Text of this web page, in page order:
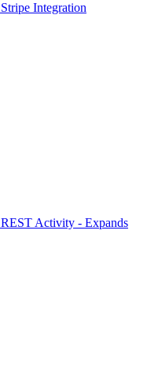
Stripe Integration
REST Activity - Expands